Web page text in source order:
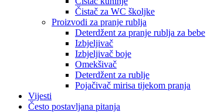
Čistač za WC školjke
Proizvodi za pranje rublja
Deterdžent za pranje rublja za bebe
Izbjeljivač
Izbjeljivač boje
Omekšivač
Deterdžent za rublje
Pojačivač mirisa tijekom pranja
Vijesti
Često postavljana pitanja